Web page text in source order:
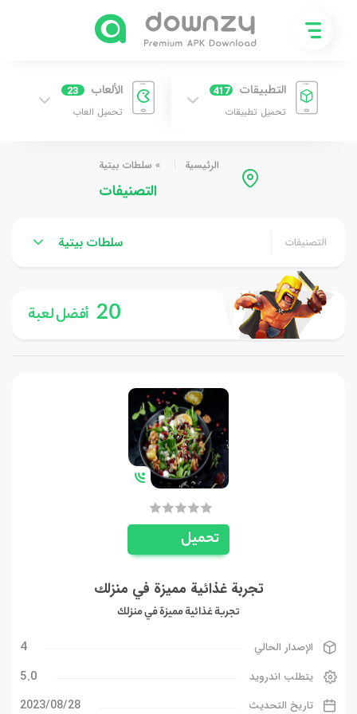
التطبيقات 417
تحميل تطبيقات
الألعاب 23
تحميل العاب
الرئيسية » سلطات بيتية
التصنيفات
التصنيفات سلطات بيتية
20 أفضل لعبة
تحميل
تجربة غذائية مميزة في منزلك
تجربة غذائية مميزة في منزلك
الإصدار الحالي 4
يتطلب اندرويد 5.0
تاريخ التحديث 28‏/08‏/2023